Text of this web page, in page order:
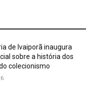
de Ivaiporã inaugura
sobre a história dos
colecionismo